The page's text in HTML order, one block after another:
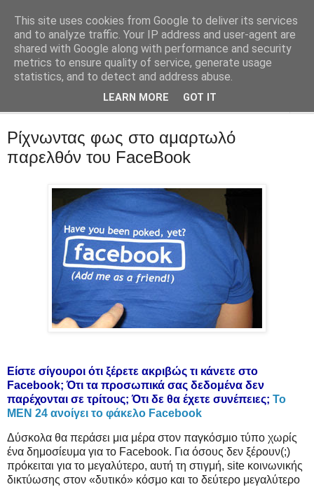
::Alma Libre
Τεχνολογία, επιχειρηματικότητα, διαδίκτυο.
Ρίχνωντας φως στο αμαρτωλό
παρελθόν του FaceBook
Είστε σίγουροι ότι ξέρετε ακριβώς τι κάνετε στο
Facebook; Ότι τα προσωπικά σας δεδομένα δεν
παρέχονται σε τρίτους; Ότι δε θα έχετε συνέπειες; Το
ΜΕΝ 24 ανοίγει το φάκελο Facebook
Δύσκολα θα περάσει μια μέρα στον παγκόσμιο τύπο χωρίς
ένα δημοσίευμα για το Facebook. Για όσους δεν ξέρουν(;)
πρόκειται για το μεγαλύτερο, αυτή τη στιγμή, site κοινωνικής
δικτύωσης στον «δυτικό» κόσμο και το δεύτερο μεγαλύτερο
This site uses cookies from Google to deliver its services
and to analyze traffic. Your IP address and user-agent are
shared with Google along with performance and security
metrics to ensure quality of service, generate usage
statistics, and to detect and address abuse.
LEARN MORE GOT IT